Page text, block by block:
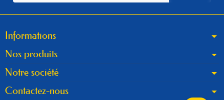
Informations
Nos produits
Notre société
Contactez-nous